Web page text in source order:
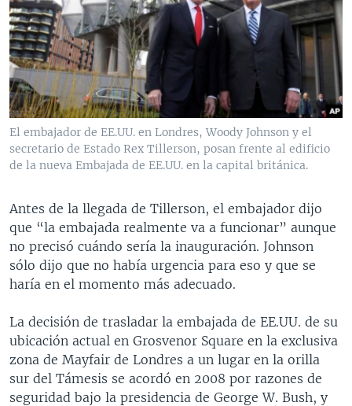
El embajador de EE.UU. en Londres, Woody Johnson y el
secretario de Estado Rex Tillerson, posan frente al edificio
de la nueva Embajada de EE.UU. en la capital británica.
Antes de la llegada de Tillerson, el embajador dijo
que “la embajada realmente va a funcionar” aunque
no precisó cuándo sería la inauguración. Johnson
sólo dijo que no había urgencia para eso y que se
haría en el momento más adecuado.
La decisión de trasladar la embajada de EE.UU. de su
ubicación actual en Grosvenor Square en la exclusiva
zona de Mayfair de Londres a un lugar en la orilla
sur del Támesis se acordó en 2008 por razones de
seguridad bajo la presidencia de George W. Bush, y